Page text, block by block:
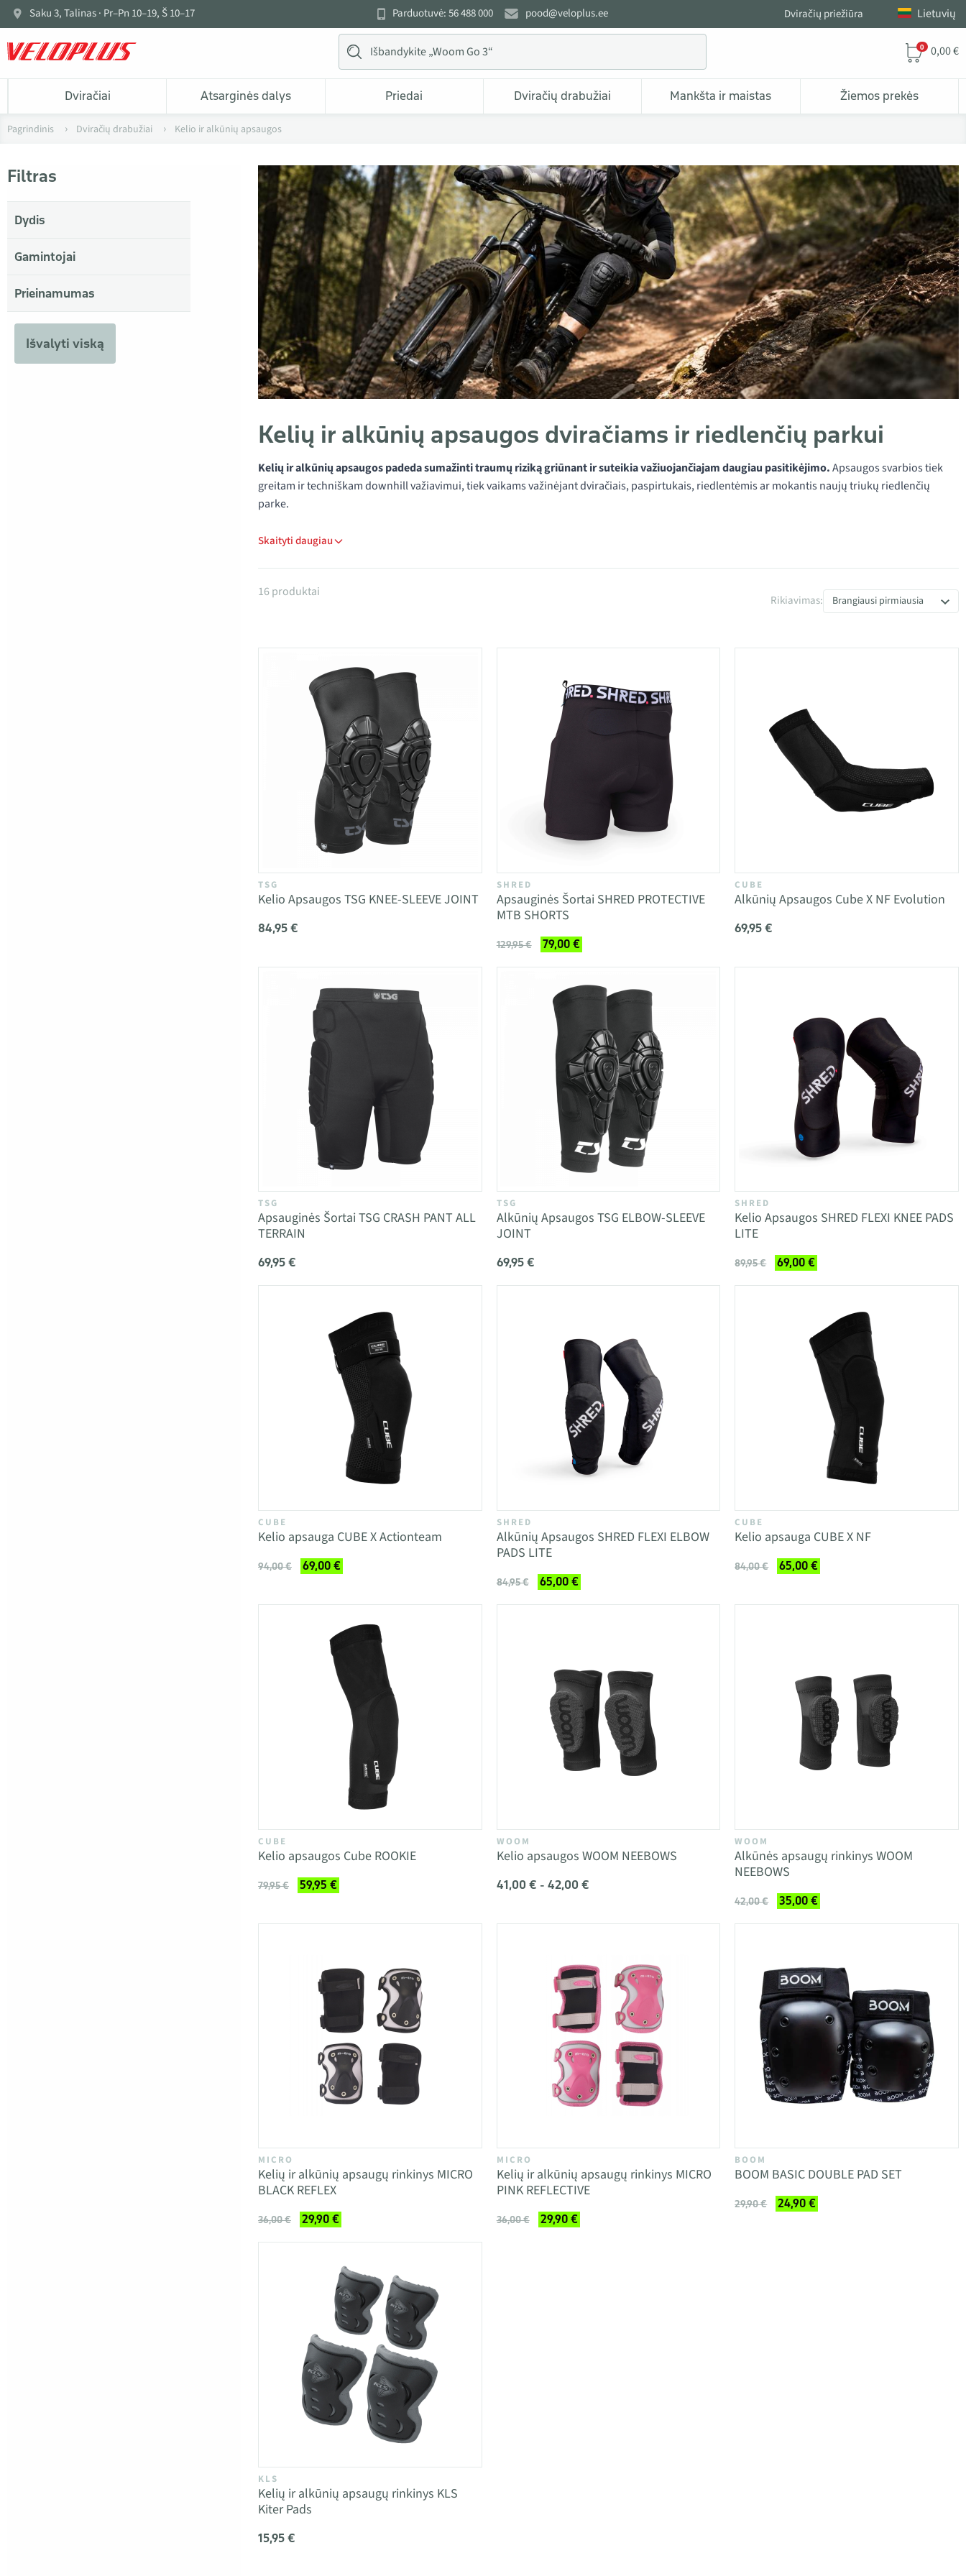
Saku 3, Talinas · Pr–Pn 10–19, Š 10–17 Parduotuvė: 56 488 000 pood@veloplus.ee Dviračių priežiūra Lietuvių
0 0,00 €
Dviračiai Atsarginės dalys Priedai Dviračių drabužiai Mankšta ir maistas Žiemos prekės
Pagrindinis Dviračių drabužiai Kelio ir alkūnių apsaugos
Kelių ir alkūnių apsaugos dviračiams ir riedlenčių parkui
Kelių ir alkūnių apsaugos padeda sumažinti traumų riziką griūnant ir suteikia važiuojančiajam daugiau pasitikėjimo.Apsaugos svarbios tiek
greitam ir techniškam downhill važiavimui, tiek vaikams važinėjant dviračiais, paspirtukais, riedlentėmis ar mokantis naujų triukų riedlenčių
parke.
Skaityti daugiau
Filtras
Dydis
Gamintojai
Prieinamumas
Išvalyti viską
Produktai kategorijoje Kelio ir alkūnių apsaugos
16 produktai
Rikiavimas: Brangiausi pirmiausia
TSG
Kelio Apsaugos TSG KNEE-SLEEVE JOINT
84,95 €
SHRED
Apsauginės Šortai SHRED PROTECTIVE
MTB SHORTS
129,95 € 79,00 €
CUBE
Alkūnių Apsaugos Cube X NF Evolution
69,95 €
TSG
Apsauginės Šortai TSG CRASH PANT ALL
TERRAIN
69,95 €
TSG
Alkūnių Apsaugos TSG ELBOW-SLEEVE
JOINT
69,95 €
SHRED
Kelio Apsaugos SHRED FLEXI KNEE PADS
LITE
89,95 € 69,00 €
CUBE
Kelio apsauga CUBE X Actionteam
94,00 € 69,00 €
SHRED
Alkūnių Apsaugos SHRED FLEXI ELBOW
PADS LITE
84,95 € 65,00 €
CUBE
Kelio apsauga CUBE X NF
84,00 € 65,00 €
CUBE
Kelio apsaugos Cube ROOKIE
79,95 € 59,95 €
WOOM
Kelio apsaugos WOOM NEEBOWS
41,00 € - 42,00 €
WOOM
Alkūnės apsaugų rinkinys WOOM
NEEBOWS
42,00 € 35,00 €
MICRO
Kelių ir alkūnių apsaugų rinkinys MICRO
BLACK REFLEX
36,00 € 29,90 €
MICRO
Kelių ir alkūnių apsaugų rinkinys MICRO
PINK REFLECTIVE
36,00 € 29,90 €
BOOM
BOOM BASIC DOUBLE PAD SET
29,90 € 24,90 €
KLS
Kelių ir alkūnių apsaugų rinkinys KLS
Kiter Pads
15,95 €